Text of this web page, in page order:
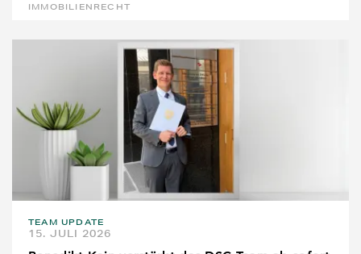
IMMOBILIENRECHT
TEAM UPDATE
15. JULI 2026